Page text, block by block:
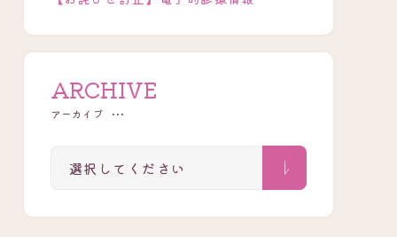
ARCHIVE
アーカイブ